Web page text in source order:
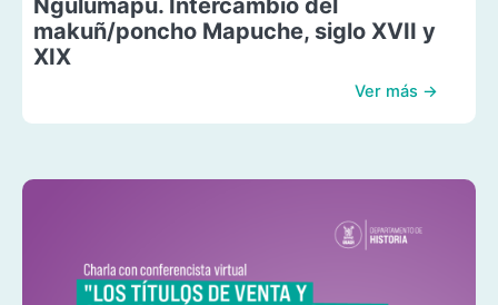
Ngulumapu. Intercambio del
makuñ/poncho Mapuche, siglo XVII y
XIX
Ver más →